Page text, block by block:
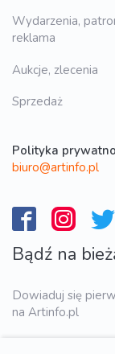
Wydarzenia,
reklama
Aukcje, zlecenia
Sprzedaż
Polityka
biuro@artinfo.pl
Bądź na
Dowiaduj się
na Artinfo.pl